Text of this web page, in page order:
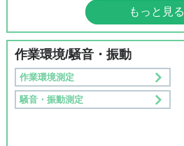
もっと見る
作業環境/騒⾳・振動
作業環境測定
騒⾳・振動測定